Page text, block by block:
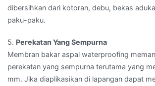
dibersihkan dari kotoran, debu, bekas
paku-paku.
5. Perekatan Yang Sempurna
Membran bakar aspal waterproofing
perekatan yang sempurna terutama yang
mm. Jika diaplikasikan di lapangan dapat